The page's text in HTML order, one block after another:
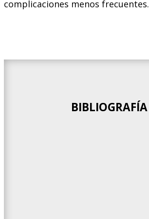
complicaciones menos frecuentes.
BIBLIOGRAFÍA